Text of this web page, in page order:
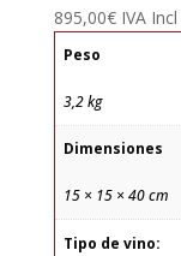
895,00€ IVA Incl
Peso
3,2 kg
Dimensiones
15 × 15 × 40 cm
Tipo de vino: